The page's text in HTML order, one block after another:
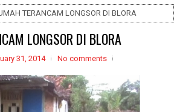
TERANCAM LONGSOR DI BLORA
LONGSOR DI BLORA
31, 2014 No comments